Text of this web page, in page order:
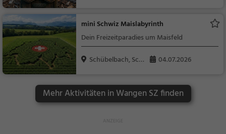
mini Schwiz Maislabyrinth
Dein Freizeitparadies um Maisfeld
Schübelbach, Sch
04.07.2026
Mehr Aktivitäten in Wangen SZ finden